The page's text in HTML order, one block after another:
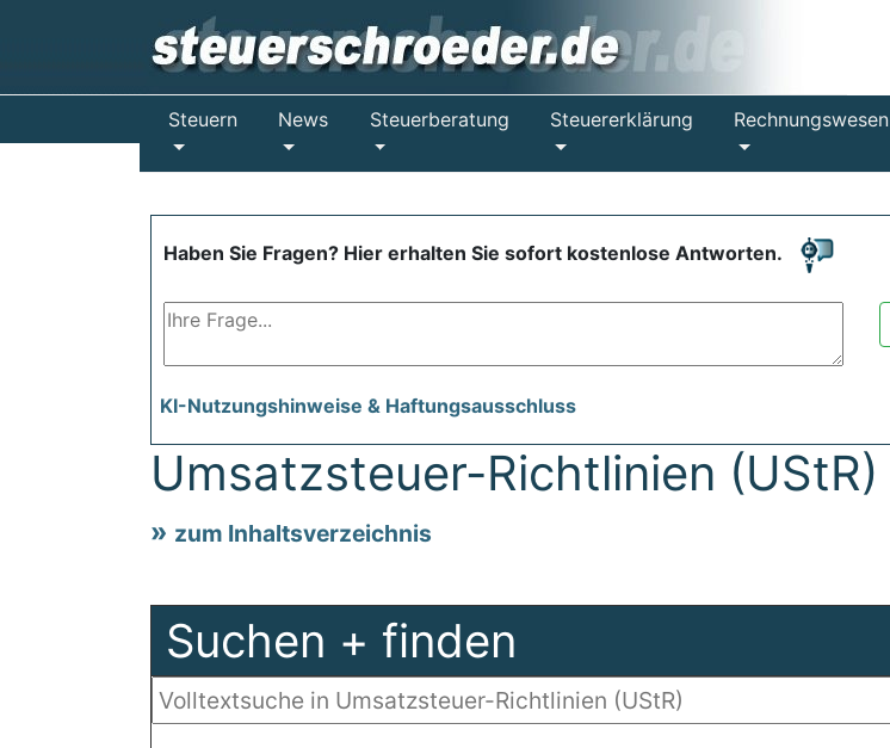
Steuern News Steuerberatung Steuererklärung Rechnungswesen
Haben Sie Fragen? Hier erhalten Sie sofort kostenlose Antworten.
KI-Nutzungshinweise & Haftungsausschluss
Umsatzsteuer-Richtlinien (UStR)
zum Inhaltsverzeichnis
Suchen + finden